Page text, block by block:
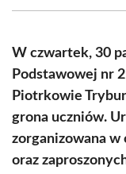
(Twitter)
W czwartek, 30
Podstawowej nr
Piotrkowie
grona uczniów.
zorganizowana w
oraz